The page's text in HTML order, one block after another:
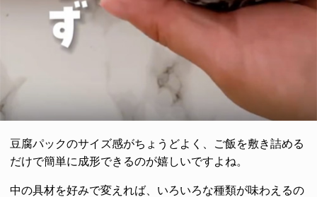
豆腐パックのサイズ感がちょうどよく、ご飯を敷き詰める
だけで簡単に成形できるのが嬉しいですよね。
中の具材を好みで変えれば、いろいろな種類が味わえるの